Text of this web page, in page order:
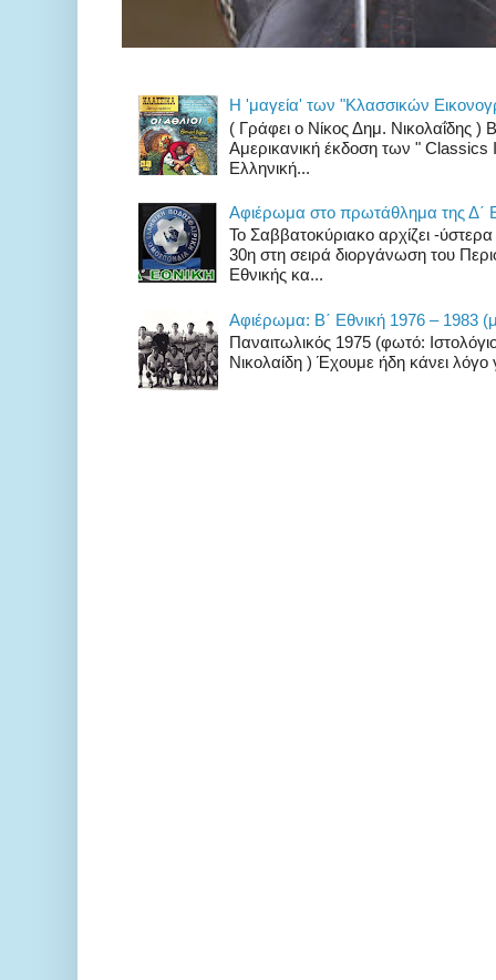
Η 'μαγεία' των "Κλασσικών
( Γράφει ο Νίκος Δημ. Νικολαΐδης
Αμερικανική έκδοση των " Classics
Ελληνική...
Αφιέρωμα στο πρωτάθλημα της Δ΄
Το Σαββατοκύριακο αρχίζει -
30η στη σειρά διοργάνωση του
Εθνικής κα...
Αφιέρωμα: Β΄ Εθνική 1976 – 1983
Παναιτωλικός 1975 (φωτό:
Νικολαίδη ) Έχουμε ήδη κάνει λόγο